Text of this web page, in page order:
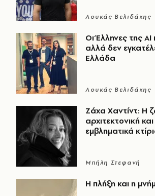
Λουκάς Βελιδάκης
Οι Έλληνες της
αλλά δεν
Ελλάδα
Λουκάς Βελιδάκης
Ζάχα Χαντίντ: Η
αρχιτεκτονική
εμβληματικά
Μπήλη Στεφανή
Η πλήξη και η